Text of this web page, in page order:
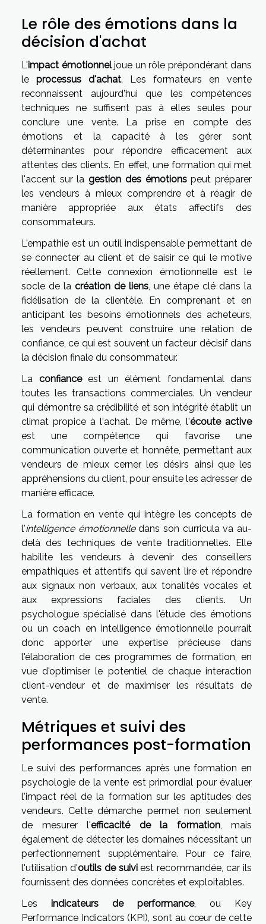
Le rôle des émotions dans la
décision d'achat
L'impact émotionneljoue un rôle prépondérant dans
le processus d'achat. Les formateurs en vente
reconnaissent aujourd'hui que les compétences
techniques ne suffisent pas à elles seules pour
conclure une vente. La prise en compte des
émotions et la capacité à les gérer sont
déterminantes pour répondre efficacement aux
attentes des clients. En effet, une formation qui met
l'accent sur lagestion des émotionspeut préparer
les vendeurs à mieux comprendre et à réagir de
manière appropriée aux états affectifs des
consommateurs.
L'empathie est un outil indispensable permettant de
se connecter au client et de saisir ce qui le motive
réellement. Cette connexion émotionnelle est le
socle de la création de liens, une étape clé dans la
fidélisation de la clientèle. En comprenant et en
anticipant les besoins émotionnels des acheteurs,
les vendeurs peuvent construire une relation de
confiance, ce qui est souvent un facteur décisif dans
la décision finale du consommateur.
La confianceest un élément fondamental dans
toutes les transactions commerciales. Un vendeur
qui démontre sa crédibilité et son intégrité établit un
climat propice à l'achat. De même, l'écoute active
est une compétence qui favorise une
communication ouverte et honnête, permettant aux
vendeurs de mieux cerner les désirs ainsi que les
appréhensions du client, pour ensuite les adresser de
manière efficace.
La formation en vente qui intègre les concepts de
l'intelligence émotionnelledans son curricula va au-
delà des techniques de vente traditionnelles. Elle
habilite les vendeurs à devenir des conseillers
empathiques et attentifs qui savent lire et répondre
aux signaux non verbaux, aux tonalités vocales et
aux expressions faciales des clients. Un
psychologue spécialisé dans l'étude des émotions
ou un coach en intelligence émotionnelle pourrait
donc apporter une expertise précieuse dans
l'élaboration de ces programmes de formation, en
vue d'optimiser le potentiel de chaque interaction
client-vendeur et de maximiser les résultats de
vente.
Métriques et suivi des
performances post-formation
Le suivi des performances après une formation en
psychologie de la vente est primordial pour évaluer
l'impact réel de la formation sur les aptitudes des
vendeurs. Cette démarche permet non seulement
de mesurer l'efficacité de la formation, mais
également de détecter les domaines nécessitant un
perfectionnement supplémentaire. Pour ce faire,
l'utilisation d'outils de suiviest recommandée, car ils
fournissent des données concrètes et exploitables.
Les indicateurs de performance, ou Key
Performance Indicators (KPI), sont au cœur de cette